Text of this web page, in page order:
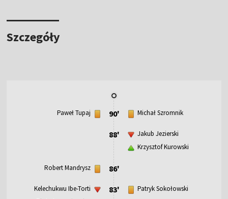
Szczegóły
90'
Paweł Tupaj Michał Szromnik
88'
Jakub Jezierski
Krzysztof Kurowski
86'
Robert Mandrysz
83'
Kelechukwu Ibe-Torti
Patryk Sokołowski